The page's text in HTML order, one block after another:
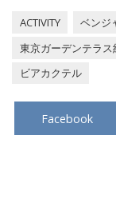
ACTIVITY
ベンジ
東京ガーデンテラス
ビアカクテル
Facebook